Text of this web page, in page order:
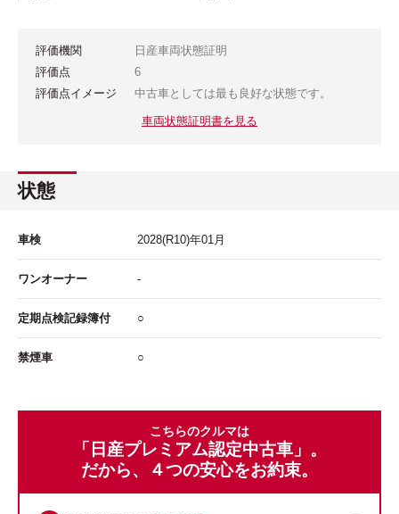
評価機関
日産車両状態証明
評価点
6
評価点イメージ
中古車としては最も良好な状態です。
車両状態証明書を見る
状態
車検 2028(R10)年01 月
ワンオーナー -
定期点検記録簿付 ○
禁煙車 ○
こちらのクルマは
「日産プレミアム認定中古車」。
だから、４つの安心をお約束。